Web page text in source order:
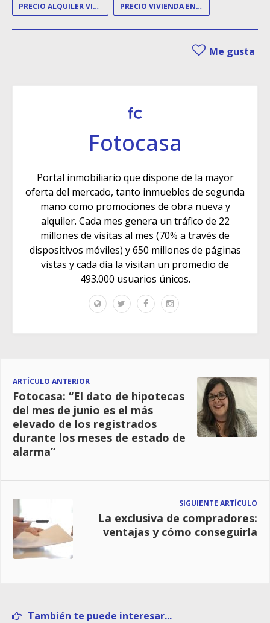
PRECIO ALQUILER VIVIENDA PRECIO VIVIENDA EN ALQUILER
Me gusta
Fotocasa
Portal inmobiliario que dispone de la mayor
oferta del mercado, tanto inmuebles de segunda
mano como promociones de obra nueva y
alquiler. Cada mes genera un tráfico de 22
millones de visitas al mes (70% a través de
dispositivos móviles) y 650 millones de páginas
vistas y cada día la visitan un promedio de
493.000 usuarios únicos.
ARTÍCULO ANTERIOR
Fotocasa: “El dato de hipotecas
del mes de junio es el más
elevado de los registrados
durante los meses de estado de
alarma”
SIGUIENTE ARTÍCULO
La exclusiva de compradores:
ventajas y cómo conseguirla
También te puede interesar...